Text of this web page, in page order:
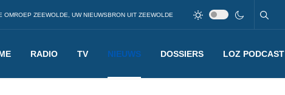
OMROEP ZEEWOLDE, UW NIEUWSBRON UIT ZEEWOLDE
RADIO TV NIEUWS DOSSIERS LOZ PODCAST